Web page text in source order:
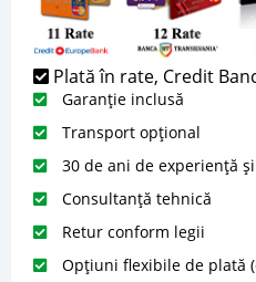
Plată în rate, Credit
Garanție inclusă
Transport opțional
30 de ani de experiență
Consultanță tehnică
Retur conform legii
Opțiuni flexibile de plată